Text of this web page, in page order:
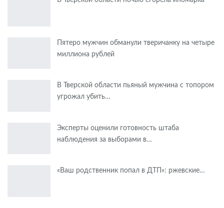
Пятеро мужчин обманули тверичанку на четыре
миллиона рублей
В Тверской области пьяный мужчина с топором
угрожал убить…
Эксперты оценили готовность штаба
наблюдения за выборами в…
«Ваш родственник попал в ДТП»: ржевские…